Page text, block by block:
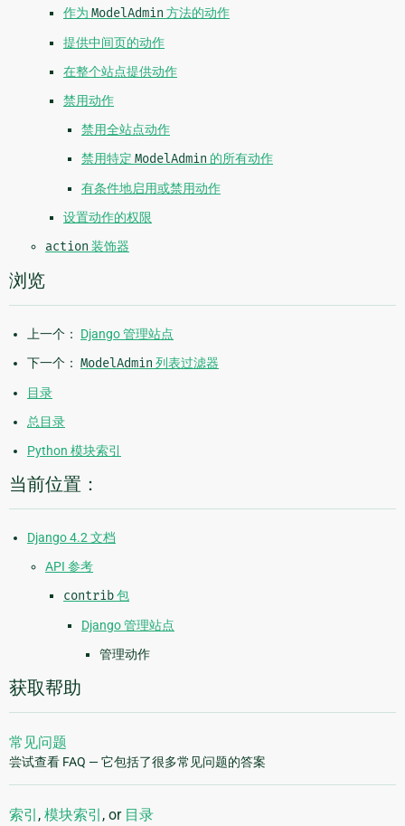
作为 ModelAdmin 方法的动作
提供中间页的动作
在整个站点提供动作
禁用动作
禁用全站点动作
禁用特定 ModelAdmin 的所有动作
有条件地启用或禁用动作
设置动作的权限
action 装饰器
浏览
上一个： Django 管理站点
下一个： ModelAdmin 列表过滤器
目录
总目录
Python 模块索引
当前位置：
Django 4.2 文档
API 参考
contrib包
Django 管理站点
管理动作
获取帮助
常见问题
尝试查看 FAQ — 它包括了很多常见问题的答案
索引 , 模块索引 , or 目录